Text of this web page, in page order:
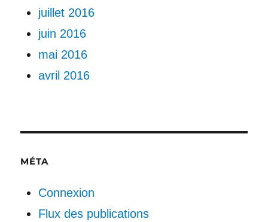
juillet 2016
juin 2016
mai 2016
avril 2016
MÉTA
Connexion
Flux des publications